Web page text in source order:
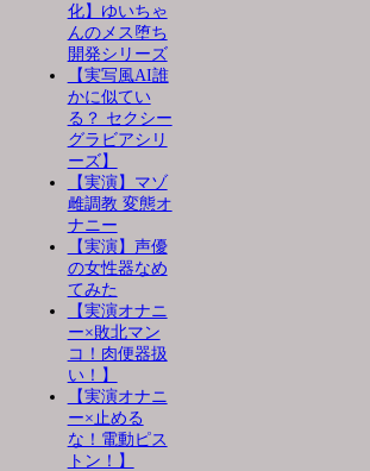
化】ゆいちゃ
んのメス堕ち
開発シリーズ
【実写風AI誰
かに似てい
る？ セクシー
グラビアシリ
ーズ】
【実演】マゾ
雌調教 変態オ
ナニー
【実演】声優
の女性器なめ
てみた
【実演オナニ
ー×敗北マン
コ！肉便器扱
い！】
【実演オナニ
ー×止める
な！電動ピス
トン！】